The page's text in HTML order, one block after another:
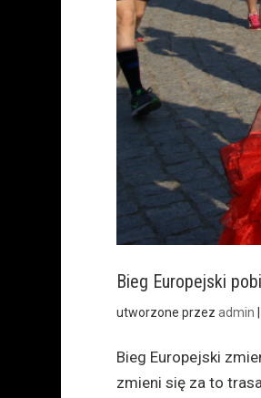
Bieg Europejski
utworzone przez admin
Bieg Europejski
zmieni się za to